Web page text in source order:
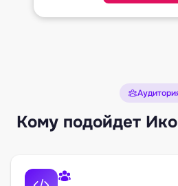
Кому подойдет